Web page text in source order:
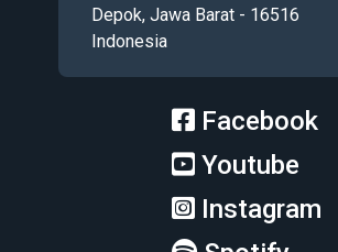
Depok, Jawa Barat - 16516
Indonesia
Facebook
Youtube
Instagram